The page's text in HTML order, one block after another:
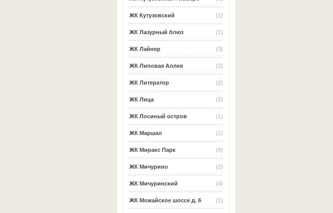
(1)
ЖК Кутузовский
(1)
ЖК Лазурный блюз
(3)
ЖК Лайнер
(2)
ЖК Липовая Аллея
(2)
ЖК Литератор
(2)
ЖК Лица
(1)
ЖК Лосиный остров
(1)
ЖК Маршал
(9)
ЖК Миракс Парк
(2)
ЖК Мичурино
(4)
ЖК Мичуринский
(1)
ЖК Можайское шоссе д. 6